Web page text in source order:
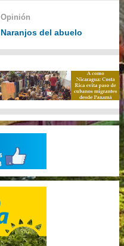
Opinión
Naranjos del abuelo